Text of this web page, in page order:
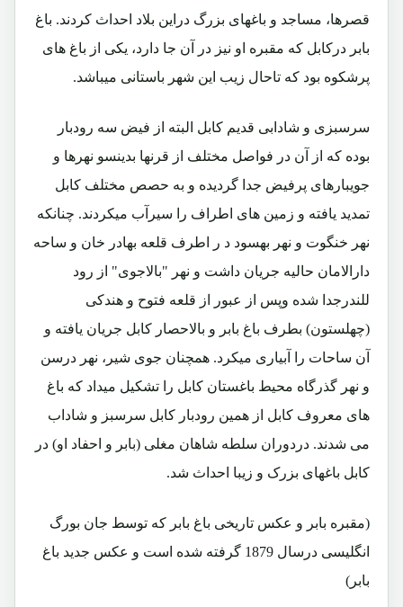
قصرها، مساجد و باغهای بزرگ دراین بلاد احداث کردند. باغ
بابر درکابل که مقبره او نیز در آن جا دارد، یکی از باغ های
پرشکوه بود که تاحال زیب این شهر باستانی میباشد.
سرسبزی و شادابی قدیم کابل البته از فیض سه رودبار
بوده که از آن در فواصل مختلف از قرنها بدینسو نهرها و
جویبارهای پرفیض جدا گردیده و به حصص مختلف کابل
تمدید یافته و زمین های اطراف را سیرآب میکردند. چنانکه
نهر خنگوت و نهر بهسود د ر اطرف قلعه بهادر خان و ساحه
دارالامان حالیه جریان داشت و نهر "بالاجوی" از رود
للندرجدا شده وپس از عبور از قلعه فتوح و هندکی
(چهلستون) بطرف باغ بابر و بالاحصار کابل جریان یافته و
آن ساحات را آبیاری میکرد. همچنان جوی شیر، نهر درسن
و نهر گذرگاه محیط باغستان کابل را تشکیل میداد که باغ
های معروف کابل از همین رودبار کابل سرسبز و شاداب
می شدند. دردوران سلطه شاهان مغلی (بابر و احفاد او) در
کابل باغهای بزرک و زیبا احداث شد.
(مقبره بابر و عکس تاریخی باغ بابر که توسط جان بورگ
انگلیسی درسال 1879 گرفته شده است و عکس جدید باغ
بابر)